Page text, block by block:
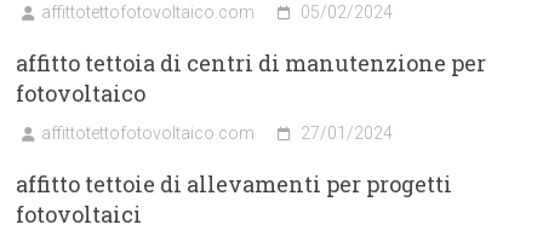
affittotettofotovoltaico.com 05/02/2024
affitto tettoia di centri di manutenzione per
fotovoltaico
affittotettofotovoltaico.com 27/01/2024
affitto tettoie di allevamenti per progetti
fotovoltaici